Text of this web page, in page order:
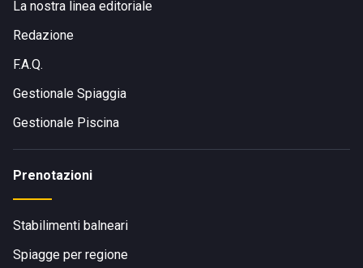
La nostra linea editoriale
Redazione
F.A.Q.
Gestionale Spiaggia
Gestionale Piscina
Prenotazioni
Stabilimenti balneari
Spiagge per regione